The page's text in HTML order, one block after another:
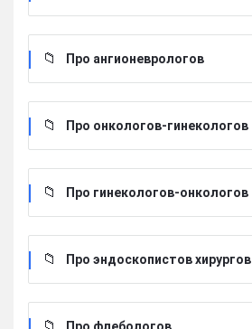
Про ангионеврологов
Про онкологов-гинекологов
Про гинекологов-онкологов
Про эндоскопистов хирургов